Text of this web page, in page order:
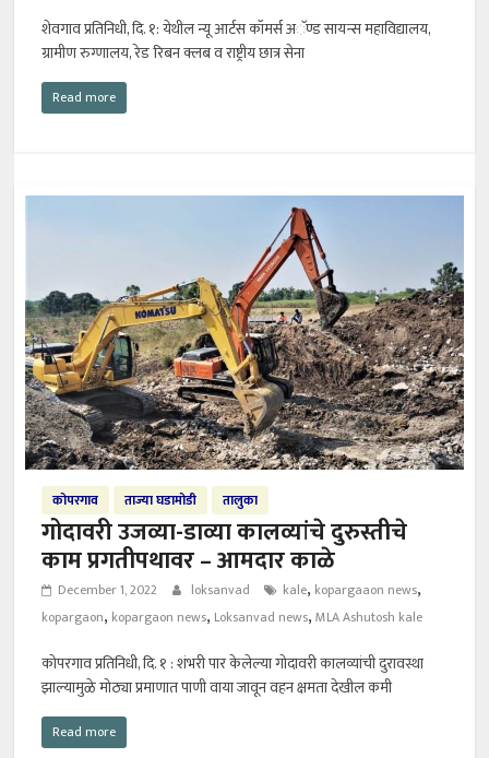
शेवगाव प्रतिनिधी, दि. १: येथील न्यू आर्टस कॉमर्स अॅण्ड सायन्स महाविद्यालय,
ग्रामीण रुग्णालय, रेड रिबन क्लब व राष्ट्रीय छात्र सेना
Read more
कोपरगाव ताज्या घडामोडी तालुका
गोदावरी उजव्या-डाव्या कालव्यांचे दुरुस्तीचे
काम प्रगतीपथावर – आमदार काळे
December 1, 2022 loksanvad kale, kopargaaon news,
kopargaon, kopargaon news, Loksanvad news,MLA Ashutosh kale
कोपरगाव प्रतिनिधी, दि. १ : शंभरी पार केलेल्या गोदावरी कालव्यांची दुरावस्था
झाल्यामुळे मोठ्या प्रमाणात पाणी वाया जावून वहन क्षमता देखील कमी
Read more